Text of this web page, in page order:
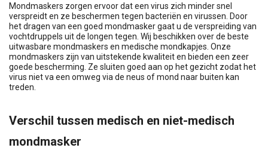
Mondmaskers zorgen ervoor dat een virus zich minder snel
verspreidt en ze beschermen tegen bacteriën en virussen. Door
het dragen van een goed mondmasker gaat u de verspreiding van
vochtdruppels uit de longen tegen. Wij beschikken over de beste
uitwasbare mondmaskers en medische mondkapjes. Onze
mondmaskers zijn van uitstekende kwaliteit en bieden een zeer
goede bescherming. Ze sluiten goed aan op het gezicht zodat het
virus niet va een omweg via de neus of mond naar buiten kan
treden.
Verschil tussen medisch en niet-medisch
mondmasker